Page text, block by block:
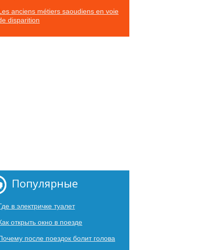
anciens métiers saoudiens en voie
disparition
Популярные
в электричке туалет
открыть окно в поезде
после поездок болит голова